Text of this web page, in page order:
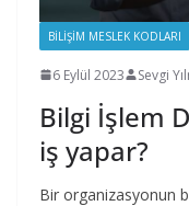
BILIŞIM MESLEK KODLARI
6 Eylül 2023 Sevgi
Bilgi İşlem
iş yapar?
Bir organizasyonun